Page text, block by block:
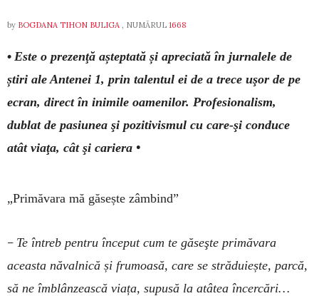
by BOGDANA TIHON BULIGA , NUMĂRUL 1668
• Este o prezenţă așteptată și apreciată în jurnalele de
știri ale Antenei 1, prin talentul ei de a trece uşor de pe
ecran, direct în inimile oamenilor. Profesionalism,
dublat de pasiunea şi pozitivismul cu care-şi conduce
atât viaţa, cât şi cariera •
„Primăvara mă găsește zâmbind”
– Te întreb pentru început cum te găseşte primăvara
aceasta năvalnică și frumoasă, care se străduiește, parcă,
să ne îmblânzească viața, supusă la atâtea încercări…